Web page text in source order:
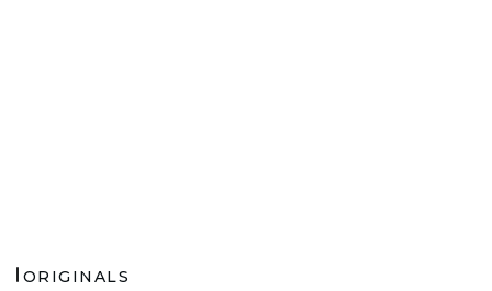
ORIGINALS